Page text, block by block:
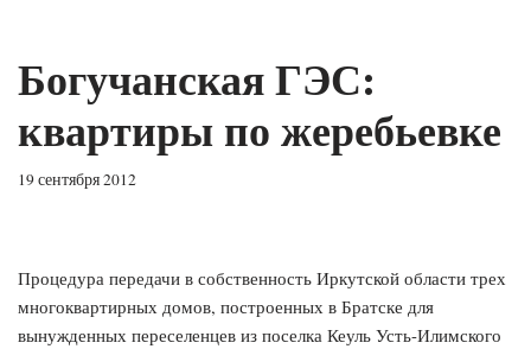
Богучанская ГЭС:
квартиры по жеребьевке
19 сентября 2012
Процедура передачи в собственность Иркутской области трех
многоквартирных домов, построенных в Братске для
вынужденных переселенцев из поселка Кеуль Усть-Илимского